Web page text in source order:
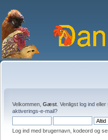
Velkommen, Gæst . Venligst log ind eller
aktiverings-e-mail?
Log ind med brugernavn, kodeord og